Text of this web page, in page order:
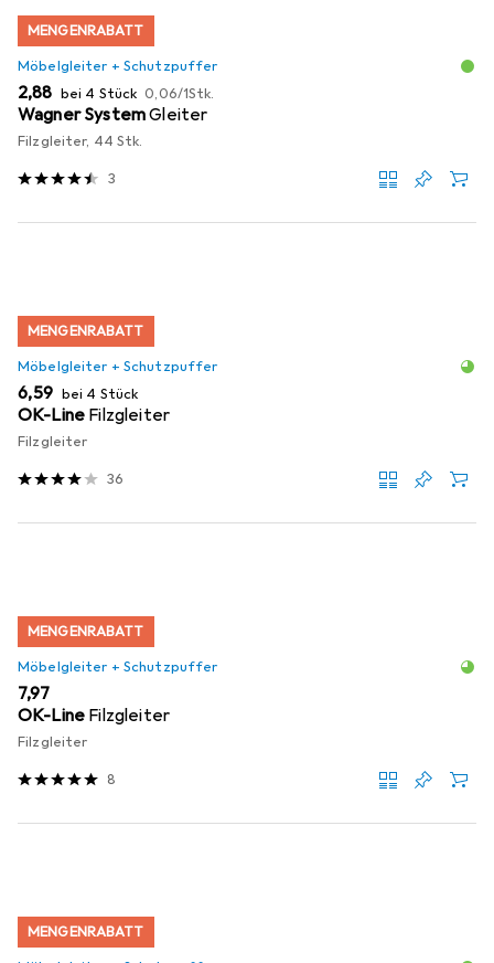
MENGENRABATT
Möbelgleiter + Schutzpuffer
EUR
2,88 bei 4 Stück EUR
0,06/1Stk.
Wagner SystemGleiter
Filzgleiter, 44 Stk.
3
MENGENRABATT
Möbelgleiter + Schutzpuffer
EUR
6,59 bei 4 Stück
OK-Line Filzgleiter
Filzgleiter
36
MENGENRABATT
Möbelgleiter + Schutzpuffer
EUR
7,97
OK-Line Filzgleiter
Filzgleiter
8
MENGENRABATT